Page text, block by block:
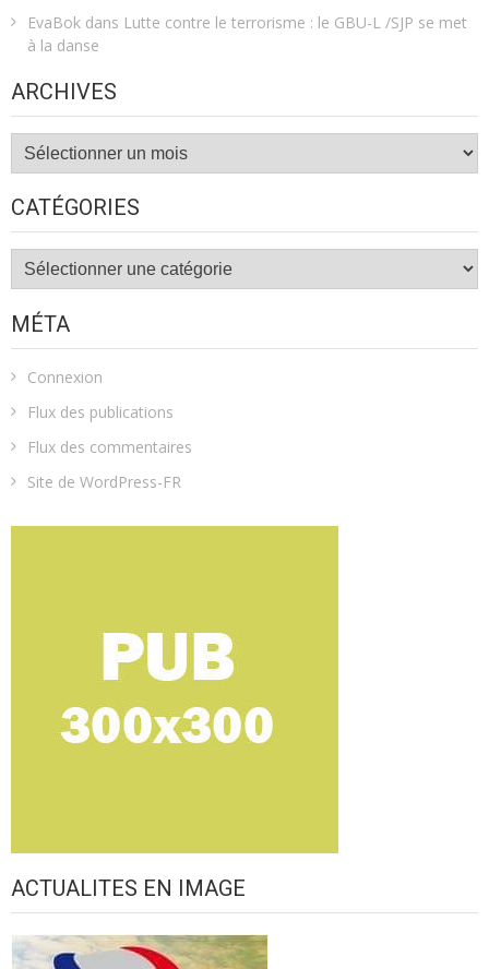
EvaBok dans Lutte contre le terrorisme : le GBU-L /SJP se met
à la danse
ARCHIVES
Archives
CATÉGORIES
Catégories
MÉTA
Connexion
Flux des publications
Flux des commentaires
Site de WordPress-FR
ACTUALITES EN IMAGE